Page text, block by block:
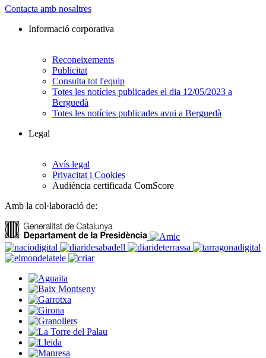
Contacta amb nosaltres
Informació corporativa
Reconeixements
Publicitat
Consulta tot l'equip
Totes les notícies publicades el dia 12/05/2023 a
Berguedà
Totes les notícies publicades avui a Berguedà
Legal
Avís legal
Privacitat i Cookies
Audiència certificada ComScore
Amb la col·laboració de: